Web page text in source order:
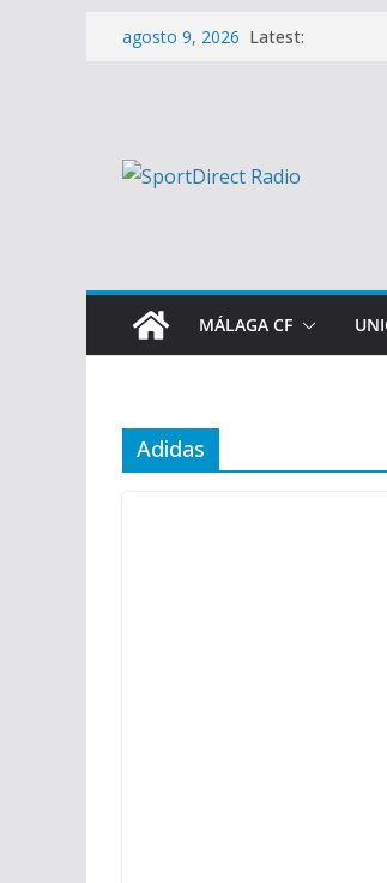
Saltaragosto 9, 2026 Latest:
MÁLAGA CF
Adidas